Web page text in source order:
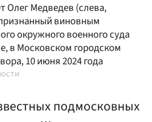
Олег Медведев (слева,
виновным
окружного военного суда
в Московском городском
10 июня 2024 года
подмосковных